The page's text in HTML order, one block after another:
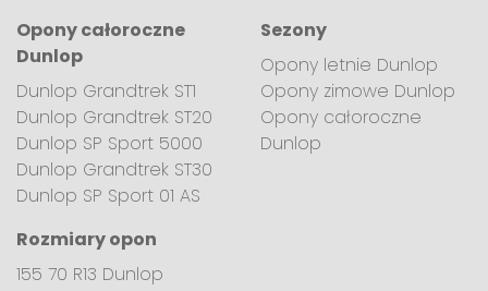
Opony całoroczne
Dunlop
Dunlop Grandtrek ST1
Dunlop Grandtrek ST20
Dunlop SP Sport 5000
Dunlop Grandtrek ST30
Dunlop SP Sport 01 AS
Sezony
Opony letnie Dunlop
Opony zimowe Dunlop
Opony całoroczne
Dunlop
Rozmiary opon
155 70 R13 Dunlop